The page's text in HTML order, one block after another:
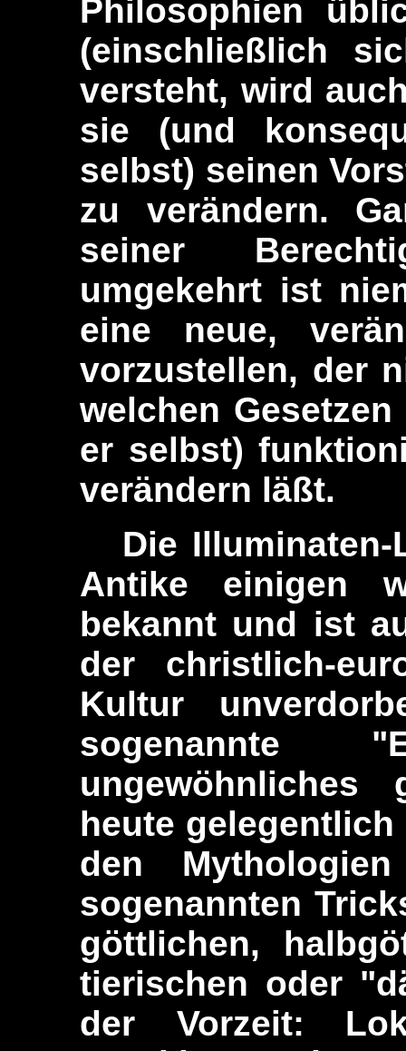
Philosophien
(einschließlich
versteht, wird
sie (und
selbst) seinen
zu verändern.
seiner
umgekehrt ist
eine neue,
vorzustellen, der
welchen
er selbst)
verändern läßt.
Die Illuminaten-
Antike einigen
bekannt und ist
der christlich-
Kultur
sogenannte
heute
den
sogenannten
göttlichen,
tierischen oder
der Vorzeit: